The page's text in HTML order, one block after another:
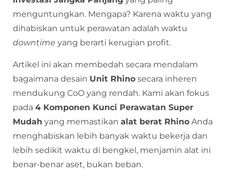
menguntungkan. Mengapa? Karena waktu yang
dihabiskan untuk perawatan adalah waktu
downtime yang berarti kerugian profit.
Artikel ini akan membedah secara mendalam
bagaimana desain Unit Rhino secara inheren
mendukung CoO yang rendah. Kami akan fokus
pada 4 Komponen Kunci Perawatan Super
Mudah yang memastikan alat berat Rhino Anda
menghabiskan lebih banyak waktu bekerja dan
lebih sedikit waktu di bengkel, menjamin alat ini
benar-benar aset, bukan beban.